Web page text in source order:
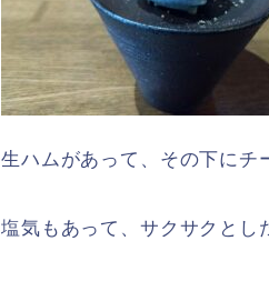
生ハムがあって、その下にチ
塩気もあって、サクサクとし